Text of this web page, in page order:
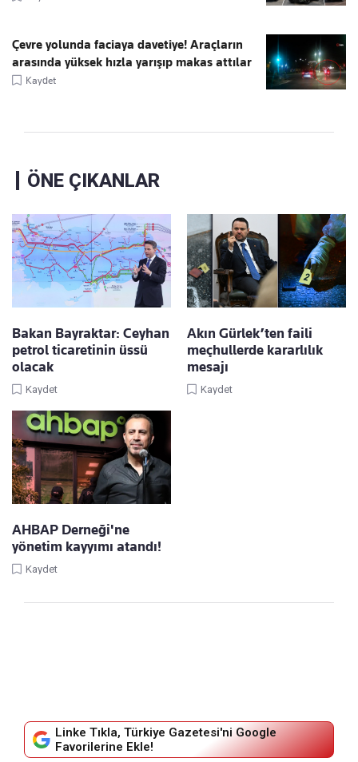
Çevre yolunda faciaya davetiye! Araçların
arasında yüksek hızla yarışıp makas attılar
Kaydet
ÖNE ÇIKANLAR
Bakan Bayraktar: Ceyhan
petrol ticaretinin üssü
olacak
Kaydet
Akın Gürlek’ten faili
meçhullerde kararlılık
mesajı
Kaydet
AHBAP Derneği'ne
yönetim kayyımı atandı!
Kaydet
Linke Tıkla, Türkiye Gazetesi'ni Google
Favorilerine Ekle!